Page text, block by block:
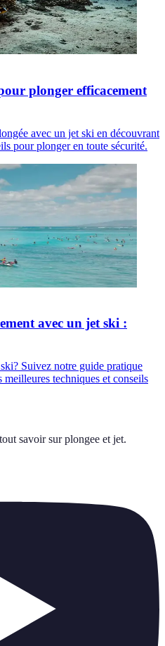
plonger efficacement
avec un jet ski en découvrant
pour plonger en toute sécurité.
avec un jet ski :
Suivez notre guide pratique
techniques et conseils
savoir sur plongee et jet.